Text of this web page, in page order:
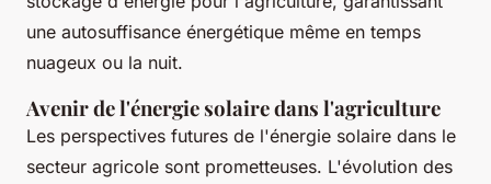
une autosuffisance énergétique même en temps
nuageux ou la nuit.
Avenir de l'énergie solaire dans l'agriculture
Les perspectives futures de l'énergie solaire dans le
secteur agricole sont prometteuses. L'évolution des